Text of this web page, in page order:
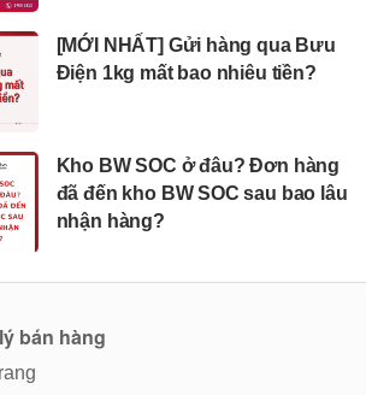
[MỚI NHẤT] Gửi hàng qua Bưu
Điện 1kg mất bao nhiêu tiền?
Kho BW SOC ở đâu? Đơn hàng
đã đến kho BW SOC sau bao lâu
nhận hàng?
bán hàng